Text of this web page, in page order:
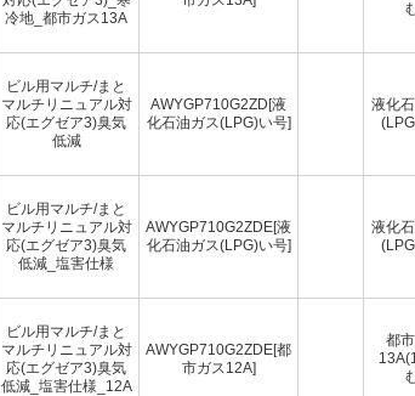
冷地_都市ガス13A
ビル用マルチ/まと
マルチリニュアル対
応(エグゼア3)臭気
低減
AWYGP710G2ZD[液
化石油ガス(LPG)い号]
液化
ビル用マルチ/まと
マルチリニュアル対
応(エグゼア3)臭気
低減_塩害仕様
AWYGP710G2ZDE[液
化石油ガス(LPG)い号]
液化
ビル用マルチ/まと
マルチリニュアル対
応(エグゼア3)臭気
低減_塩害仕様_12A
AWYGP710G2ZDE[都
市ガス12A]
都